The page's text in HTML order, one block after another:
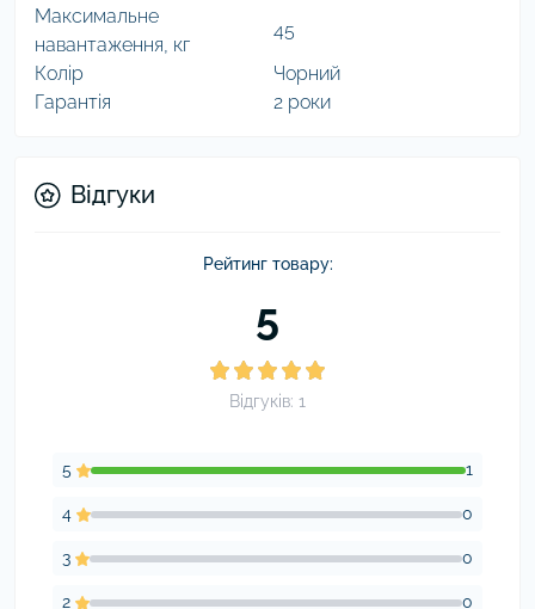
Максимальне
навантаження, кг
45
Колір
Чорний
Гарантія
2 роки
Відгуки
Рейтинг товару:
5
Відгуків: 1
5 1
4 0
3 0
2 0